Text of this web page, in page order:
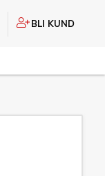
BLI KUND